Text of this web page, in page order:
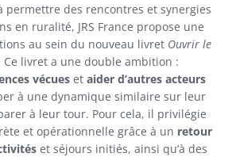
permettre des rencontres et synergies
en ruralité, JRS France propose une
au sein du nouveau livret Ouvrir le
Ce livret a une double ambition :
vécues et aider d’autres acteurs
à une dynamique similaire sur leur
à leur tour. Pour cela, il privilégie
et opérationnelle grâce à un retour
et séjours initiés, ainsi qu’à des